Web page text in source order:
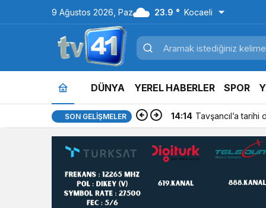
9 Ağustos 2026, Paz 23.9 ° Kocaeli
DÜNYA YEREL HABERLER SPOR
SON GELIŞMELER 14:14 Tavşancıl’a